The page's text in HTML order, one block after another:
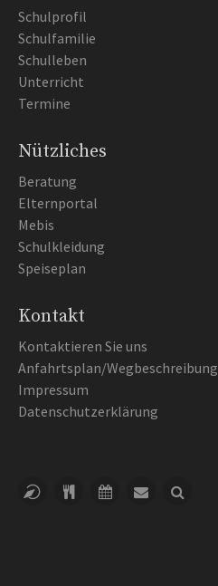
Schulprofil
Schulfamilie
Schulleben
Unterricht
Termine
Nützliches
Beratung
Elternportal
Mebis
Schulkleidung
Speiseplan
Kontakt
Kontaktieren Sie uns
Anfahrtsplan/Wegbeschreibung
Impressum
Datenschutzerklärung